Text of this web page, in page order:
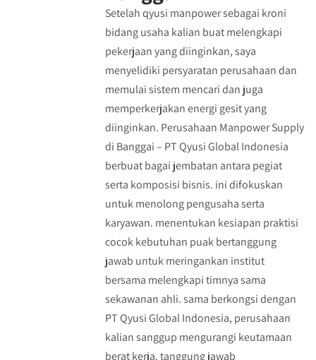
Setelah qyusi manpower sebagai kroni
bidang usaha kalian buat melengkapi
pekerjaan yang diinginkan, saya
menyelidiki persyaratan perusahaan dan
memulai sistem mencari dan juga
memperkerjakan energi gesit yang
diinginkan. Perusahaan Manpower Supply
di Banggai – PT Qyusi Global Indonesia
berbuat bagai jembatan antara pegiat
serta komposisi bisnis. ini difokuskan
untuk menolong pengusaha serta
karyawan. menentukan kesiapan praktisi
cocok kebutuhan puak bertanggung
jawab untuk meringankan institut
bersama melengkapi timnya sama
sekawanan ahli. sama berkongsi dengan
PT Qyusi Global Indonesia, perusahaan
kalian sanggup mengurangi keutamaan
berat kerja. tanggung jawab